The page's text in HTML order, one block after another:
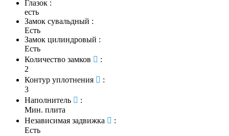
Глазок :
есть
Замок сувальдный :
Есть
Замок цилиндровый :
Есть
Количество замков
:
2
Контур уплотнения
:
3
Наполнитель
:
Мин. плита
Независимая задвижка
:
Есть